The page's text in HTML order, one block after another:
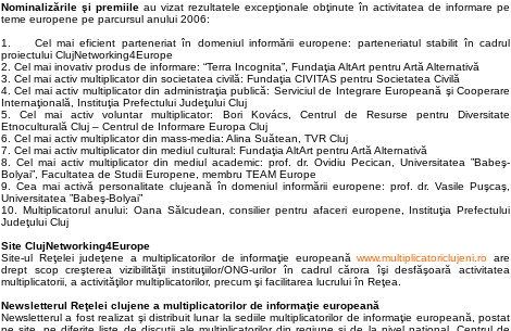
Nominalizările şi premiile au vizat rezultatele excepţionale obţinute în activitatea de informare pe
teme europene pe parcursul anului 2006:
1. Cel mai eficient parteneriat în domeniul informării europene: parteneriatul stabilit în cadrul
proiectului ClujNetworking4Europe
2. Cel mai inovativ produs de informare: “Terra Incognita”, Fundaţia AltArt pentru Artă Alternativă
3. Cel mai activ multiplicator din societatea civilă: Fundaţia CIVITAS pentru Societatea Civilă
4. Cel mai activ multiplicator din administraţia publică: Serviciul de Integrare Europeană şi Cooperare
Internaţională, Instituţia Prefectului Judeţului Cluj
5. Cel mai activ voluntar multiplicator: Bori Kovács, Centrul de Resurse pentru Diversitate
Etnoculturală Cluj – Centrul de Informare Europa Cluj
6. Cel mai activ multiplicator din mass-media: Alina Suătean, TVR Cluj
7. Cel mai activ multiplicator din mediul cultural: Fundaţia AltArt pentru Artă Alternativă
8. Cel mai activ multiplicator din mediul academic: prof. dr. Ovidiu Pecican, Universitatea ”Babeş-
Bolyai”, Facultatea de Studii Europene, membru TEAM Europe
9. Cea mai activă personalitate clujeană în domeniul informării europene: prof. dr. Vasile Puşcaş,
Universitatea ”Babeş-Bolyai”
10. Multiplicatorul anului: Oana Sălcudean, consilier pentru afaceri europene, Instituţia Prefectului
Judeţului Cluj
Site ClujNetworking4Europe
Site-ul Reţelei judeţene a multiplicatorilor de informaţie europeanăwww.multiplicatoriclujeni.ro are
drept scop creşterea vizibilităţii instituţiilor/ONG-urilor în cadrul cărora îşi desfăşoară activitatea
multiplicatorii, a activităţilor multiplicatorilor, precum şi facilitarea lucrului în Reţea.
Newsletterul Reţelei clujene a multiplicatorilor de informaţie europeană
Newsletterul a fost realizat şi distribuit lunar la sediile multiplicatorilor de informaţie europeană, postat